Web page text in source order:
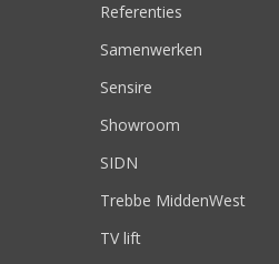
Referenties
Samenwerken
Sensire
Showroom
SIDN
Trebbe MiddenWest
TV lift